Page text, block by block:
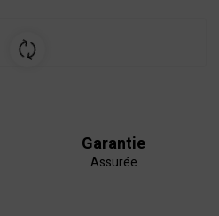
Garantie
Assurée